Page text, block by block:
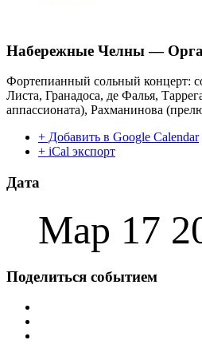
Набережные Челны —
Фортепианный сольный концерт:
Листа, Гранадоса, де Фалья,
аппассионата), Рахманинова
+ Добавить в Google Calendar
+ iCal экспорт
Дата
Мар 17
Поделиться событием